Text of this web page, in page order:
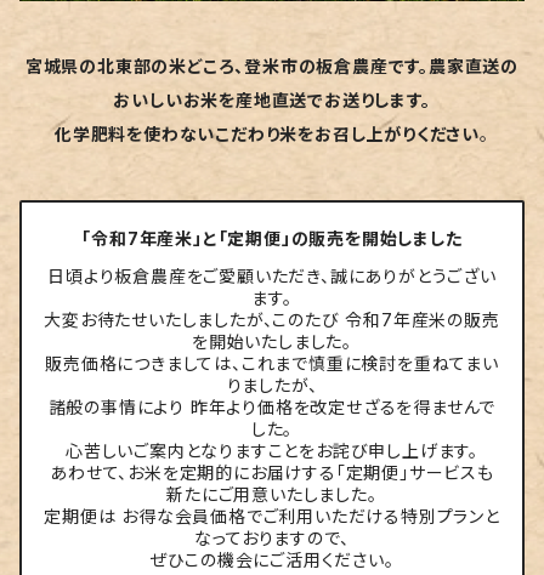
宮城県の北東部の米どころ、登米市の板倉農産です。農家直送の
おいしいお米を産地直送でお送りします。
化学肥料を使わないこだわり米をお召し上がりください。
「令和7年産米」と「定期便」の販売を開始しました
日頃より板倉農産をご愛顧いただき、誠にありがとうござい
ます。
大変お待たせいたしましたが、このたび 令和7年産米の販売
を開始いたしました。
販売価格につきましては、これまで慎重に検討を重ねてまい
りましたが、
諸般の事情により 昨年より価格を改定せざるを得ませんで
した。
心苦しいご案内となりますことをお詫び申し上げます。
あわせて、お米を定期的にお届けする「定期便」サービスも
新たにご用意いたしました。
定期便は お得な会員価格でご利用いただける特別プランと
なっておりますので、
ぜひこの機会にご活用ください。